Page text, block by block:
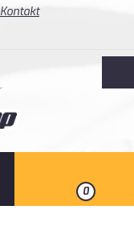
Kontakt
0